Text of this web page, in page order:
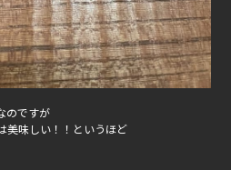
のですが
美味しい！！というほど